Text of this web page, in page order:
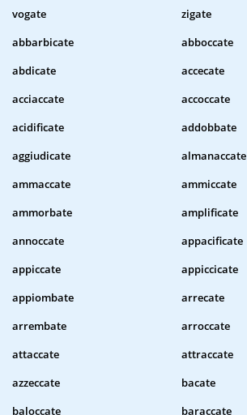
vogate
zigate
abbarbicate
abboccate
abdicate
accecate
acciaccate
accoccate
acidificate
addobbate
aggiudicate
almanaccate
ammaccate
ammiccate
ammorbate
amplificate
annoccate
appacificate
appiccate
appiccicate
appiombate
arrecate
arrembate
arroccate
attaccate
attraccate
azzeccate
bacate
baloccate
baraccate